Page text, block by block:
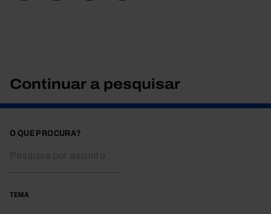
Continuar a pesquisar
O QUE PROCURA?
TEMA